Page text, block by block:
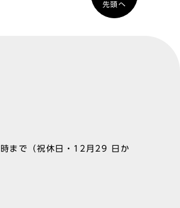
先頭へ
まで（祝休日・12月29 日か